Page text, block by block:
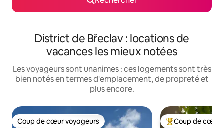
District de Břeclav : locations de
vacances les mieux notées
Les voyageurs sont unanimes : ces logements sont très
bien notés en termes d'emplacement, de propreté et
plus encore.
Coup de cœur voyageurs
Coup de cœur voyageurs Coups de cœur
Coup de cœur